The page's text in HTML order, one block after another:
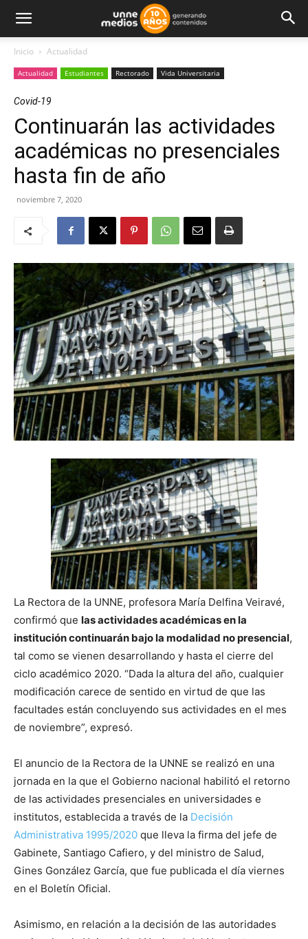
Inicio Actualidad
Actualidad Estudiantes Rectorado Vida Universitaria
Covid-19
Continuarán las actividades
académicas no presenciales
hasta fin de año
noviembre 7, 2020
La Rectora de la UNNE, profesora María Delfina Veiravé,
confirmó que las actividades académicas en la
institución continuarán bajo la modalidad no presencial,
tal como se vienen desarrollando y hasta el cierre del
ciclo académico 2020. “Dada la altura del año, cualquier
modificación carece de sentido en virtud de que las
facultades están concluyendo sus actividades en el mes
de noviembre”, expresó.
El anuncio de la Rectora de la UNNE se realizó en una
jornada en la que el Gobierno nacional habilitó el retorno
de las actividades presenciales en universidades e
institutos, establecida a través de la Decisión
Administrativa 1995/2020 que lleva la firma del jefe de
Gabinete, Santiago Cafiero, y del ministro de Salud,
Gines González García, que fue publicada el día viernes
en el Boletín Oficial.
Asimismo, en relación a la decisión de las autoridades